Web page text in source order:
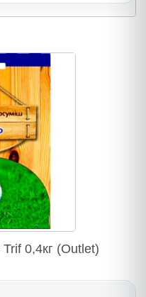
0,4кг (Outlet)